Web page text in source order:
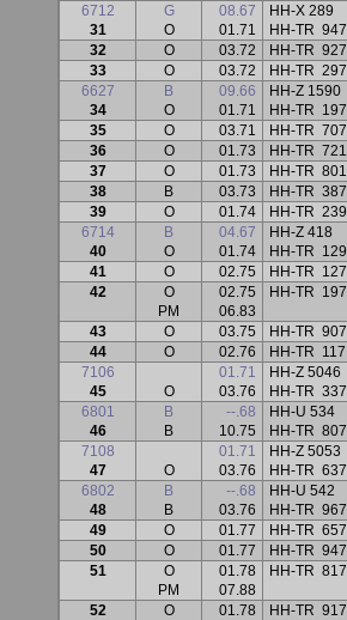
6712
31
G
O
08.67
01.71
HH-X 289
HH-TR 947
32 O 03.72 HH-TR 927
33
O 03.72 HH-TR 297
6627
34
B
O
09.66
01.71
HH-Z 1590
HH-TR 197
35 O 03.71 HH-TR 707
36
O 01.73 HH-TR 721
37
O 01.73 HH-TR 801
38
B 03.73 HH-TR 387
39
O 01.74 HH-TR 239
6714
40
B
O
04.67
01.74
HH-Z 418
HH-TR 129
41 O 02.75 HH-TR 127
42
O
PM
02.75
06.83
HH-TR 197
43 O 03.75 HH-TR 907
44
O 02.76 HH-TR 117
7106
45
O
01.71
03.76
HH-Z 5046
HH-TR 337
6801
46
B
B
--.68
10.75
HH-U 534
HH-TR 807
7108
47
O
01.71
03.76
HH-Z 5053
HH-TR 637
6802
48
B
B
--.68
03.76
HH-U 542
HH-TR 967
49 O 01.77 HH-TR 657
50
O 01.77 HH-TR 947
51
O
PM
01.78
07.88
HH-TR 817
52 O 01.78 HH-TR 917